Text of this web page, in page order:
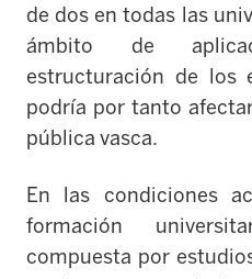
de dos en todas las
ámbito de
estructuración de los
podría por tanto
pública vasca.
En las condiciones
formación
compuesta por